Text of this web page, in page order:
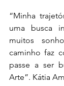
“Minha
uma busca
muitos
caminho faz
passe a ser
Arte”. Kátia